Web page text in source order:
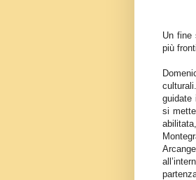
Un fine
più
si